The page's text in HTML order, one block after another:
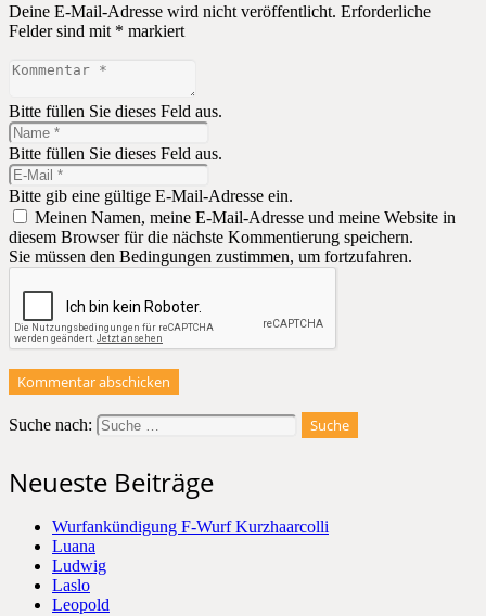
Deine E-Mail-Adresse wird nicht veröffentlicht. Erforderliche
Felder sind mit * markiert
Bitte füllen Sie dieses Feld aus.
Bitte füllen Sie dieses Feld aus.
Bitte gib eine gültige E-Mail-Adresse ein.
Meinen Namen, meine E-Mail-Adresse und meine Website in
diesem Browser für die nächste Kommentierung speichern.
Sie müssen den Bedingungen zustimmen, um fortzufahren.
Kommentar abschicken
Suche nach:
Neueste Beiträge
Wurfankündigung F-Wurf Kurzhaarcolli
Luana
Ludwig
Laslo
Leopold